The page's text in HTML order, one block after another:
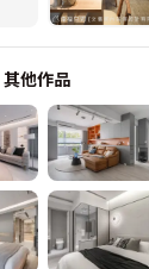
其他作品